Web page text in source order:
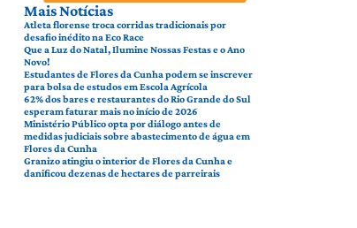
Mais Notícias
Atleta florense troca corridas tradicionais por
desafio inédito na Eco Race
Que a Luz do Natal, Ilumine Nossas Festas e o Ano
Novo!
Estudantes de Flores da Cunha podem se inscrever
para bolsa de estudos em Escola Agrícola
62% dos bares e restaurantes do Rio Grande do Sul
esperam faturar mais no início de 2026
Ministério Público opta por diálogo antes de
medidas judiciais sobre abastecimento de água em
Flores da Cunha
Granizo atingiu o interior de Flores da Cunha e
danificou dezenas de hectares de parreirais